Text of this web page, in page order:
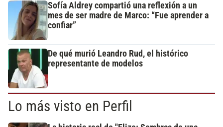
Sofía Aldrey compartió una reflexión a un
mes de ser madre de Marco: “Fue aprender a
confiar”
De qué murió Leandro Rud, el histórico
representante de modelos
Lo más visto en Perfil